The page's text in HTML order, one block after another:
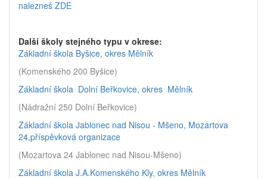
nalezneš ZDE
Další školy stejného typu v okrese:
Základní škola Byšice, okres Mělník
(Komenského 200 Byšice)
Základní škola Dolní Beřkovice, okres Mělník
(Nádražní 250 Dolní Beřkovice)
Základní škola Jablonec nad Nisou - Mšeno, Mozartova
24,příspěvková organizace
(Mozartova 24 Jablonec nad Nisou-Mšeno)
Základní škola J.A.Komenského Kly, okres Mělník